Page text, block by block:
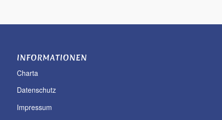
INFORMATIONEN
Charta
Datenschutz
Impressum